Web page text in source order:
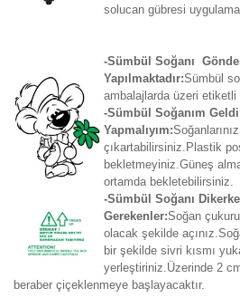
solucan gübresi
-Sümbül Soğanı
Yapılmaktadır:Sümbül
ambalajlarda üzeri
-Sümbül Soğanım
Yapmalıyım:
çıkartabilirsiniz.Plastik
bekletmeyiniz.Güneş
ortamda bekletebilirsiniz.
-Sümbül Soğanı
Gerekenler:Soğan
olacak şekilde
bir şekilde sivri kısmı
yerleştiriniz.Üzerinde 2
beraber çiçeklenmeye başlayacaktır.